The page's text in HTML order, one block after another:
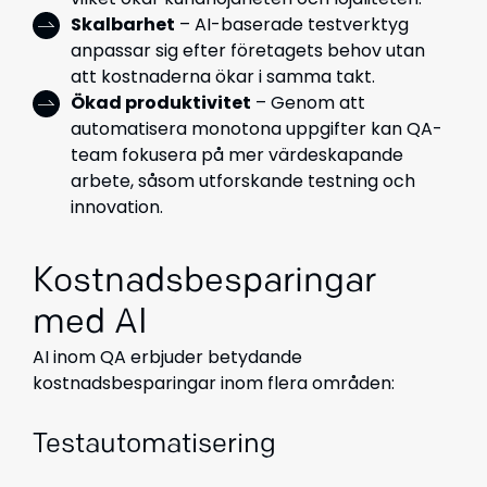
Skalbarhet – AI-baserade testverktyg
anpassar sig efter företagets behov utan
att kostnaderna ökar i samma takt.
Ökad produktivitet – Genom att
automatisera monotona uppgifter kan QA-
team fokusera på mer värdeskapande
arbete, såsom utforskande testning och
innovation.
Kostnadsbesparingar
med AI
AI inom QA erbjuder betydande
kostnadsbesparingar inom flera områden:
Testautomatisering